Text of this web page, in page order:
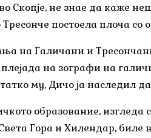
Скопје, не знае да каже
постоела плоча
на Галичани и
на зографи на
му, Дичо ја наследил
образование, изгледа
Гора и Хилендар, биле